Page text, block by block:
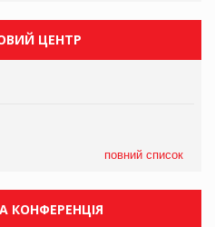
ЦЕНТР
повний список
КОНФЕРЕНЦІЯ